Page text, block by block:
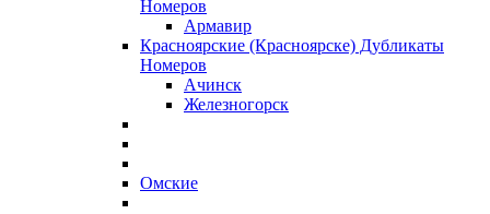
Номеров
Армавир
Красноярские (Красноярске) Дубликаты
Номеров
Ачинск
Железногорск
Омские